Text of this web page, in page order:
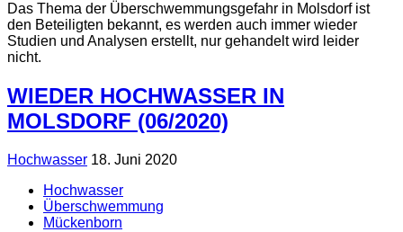
Das Thema der Überschwemmungsgefahr in Molsdorf ist
den Beteiligten bekannt, es werden auch immer wieder
Studien und Analysen erstellt, nur gehandelt wird leider
nicht.
WIEDER HOCHWASSER IN
MOLSDORF (06/2020)
Hochwasser 18. Juni 2020
Hochwasser
Überschwemmung
Mückenborn